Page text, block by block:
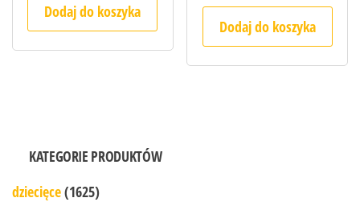
Dodaj do koszyka
Dodaj do koszyka
KATEGORIE PRODUKTÓW
dziecięce(1625)